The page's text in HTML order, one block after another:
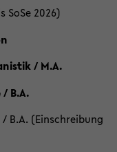
SoSe 2026)
/ M.A.
B.A.
B.A. (Einschreibung